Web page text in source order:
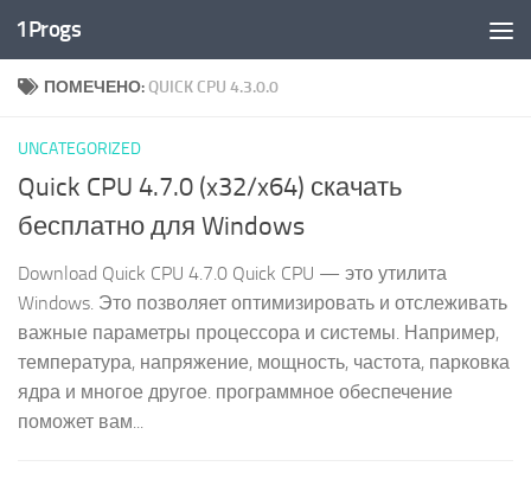
Перейти к содержимому
1Progs
ПОМЕЧЕНО:QUICK CPU 4.3.0.0
UNCATEGORIZED
Quick CPU 4.7.0 (x32/x64) скачать
бесплатно для Windows
Download Quick CPU 4.7.0 Quick CPU — это утилита
Windows. Это позволяет оптимизировать и отслеживать
важные параметры процессора и системы. Например,
температура, напряжение, мощность, частота, парковка
ядра и многое другое. программное обеспечение
поможет вам...